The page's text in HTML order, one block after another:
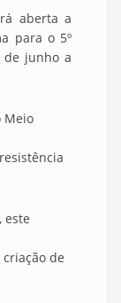
aberta a
para o 5º
de junho a
Meio
este
criação de